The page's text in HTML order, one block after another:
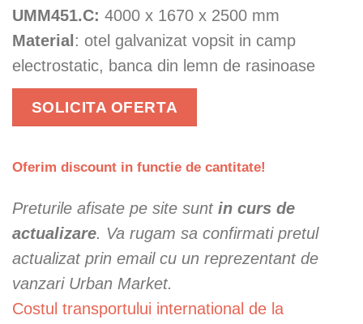
UMM451.C: 4000 x 1670 x 2500 mm
Material : otel galvanizat vopsit in camp
electrostatic, banca din lemn de rasinoase
SOLICITA OFERTA
Oferim discount in functie de cantitate!
Preturile afisate pe site sunt in curs de
actualizare. Va rugam sa confirmati pretul
actualizat prin email cu un reprezentant de
vanzari Urban Market.
Costul transportului international de la